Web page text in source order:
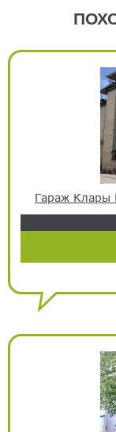
Гараж Клары